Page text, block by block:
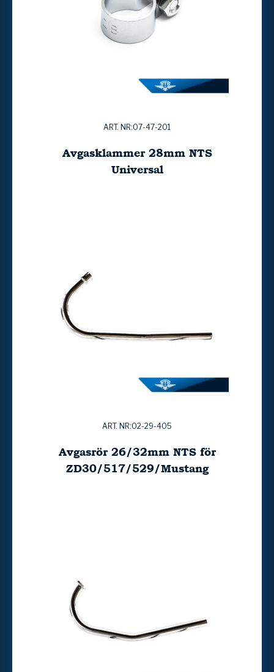
ART. NR:07-47-201
Avgasklammer 28mm NTS
Universal
ART. NR:02-29-405
Avgasrör 26/32mm NTS för
ZD30/517/529/Mustang